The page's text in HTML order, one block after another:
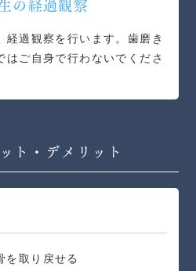
経過観察を行います。歯磨き
はご自身で行わないでくださ
ト・デメリット
を取り戻せる